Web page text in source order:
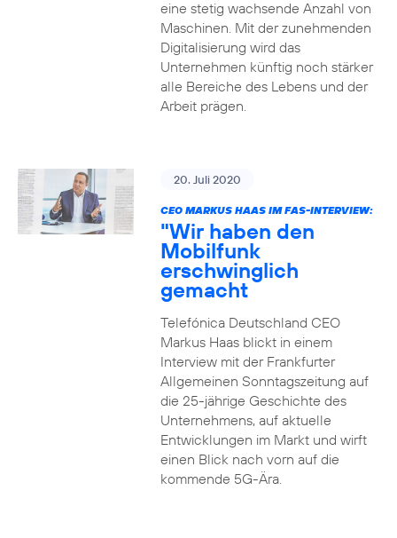
eine stetig wachsende Anzahl von
Maschinen. Mit der zunehmenden
Digitalisierung wird das
Unternehmen künftig noch stärker
alle Bereiche des Lebens und der
Arbeit prägen.
20. Juli 2020
CEO MARKUS HAAS IM FAS-INTERVIEW:
"Wir haben den
Mobilfunk
erschwinglich
gemacht
Telefónica Deutschland CEO
Markus Haas blickt in einem
Interview mit der Frankfurter
Allgemeinen Sonntagszeitung auf
die 25-jährige Geschichte des
Unternehmens, auf aktuelle
Entwicklungen im Markt und wirft
einen Blick nach vorn auf die
kommende 5G-Ära.